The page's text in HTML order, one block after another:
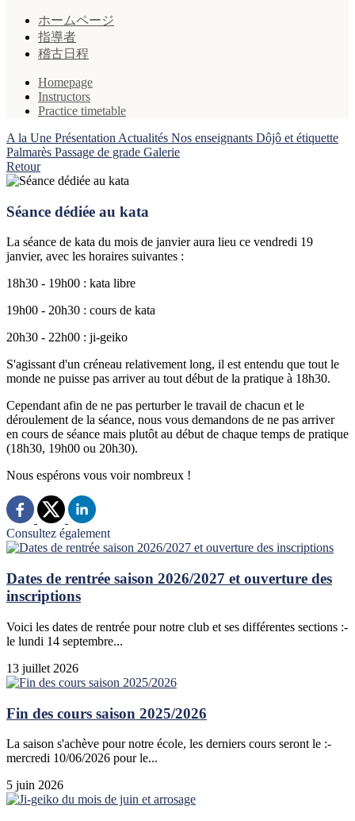
ホームページ
指導者
稽古日程
Homepage
Instructors
Practice timetable
A la Une Présentation Actualités Nos enseignants Dôjô et étiquette
Palmarès Passage de grade Galerie
Retour
Séance dédiée au kata
La séance de kata du mois de janvier aura lieu ce vendredi 19
janvier, avec les horaires suivantes :
18h30 - 19h00 : kata libre
19h00 - 20h30 : cours de kata
20h30 - 22h00 : ji-geiko
S'agissant d'un créneau relativement long, il est entendu que tout le
monde ne puisse pas arriver au tout début de la pratique à 18h30.
Cependant afin de ne pas perturber le travail de chacun et le
déroulement de la séance, nous vous demandons de ne pas arriver
en cours de séance mais plutôt au début de chaque temps de pratique
(18h30, 19h00 ou 20h30).
Nous espérons vous voir nombreux !
Consultez également
Dates de rentrée saison 2026/2027 et ouverture des
inscriptions
Voici les dates de rentrée pour notre club et ses différentes sections :-
le lundi 14 septembre...
13 juillet 2026
Fin des cours saison 2025/2026
La saison s'achève pour notre école, les derniers cours seront le :-
mercredi 10/06/2026 pour le...
5 juin 2026